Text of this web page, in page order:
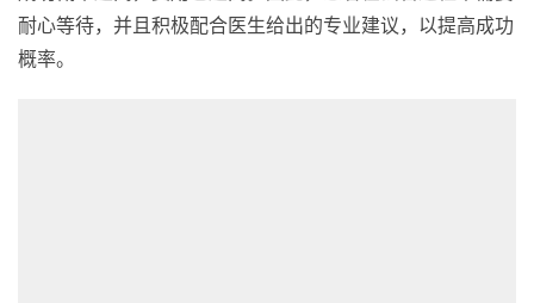
耐心等待，并且积极配合医生给出的专业建议，以提高成功
概率。